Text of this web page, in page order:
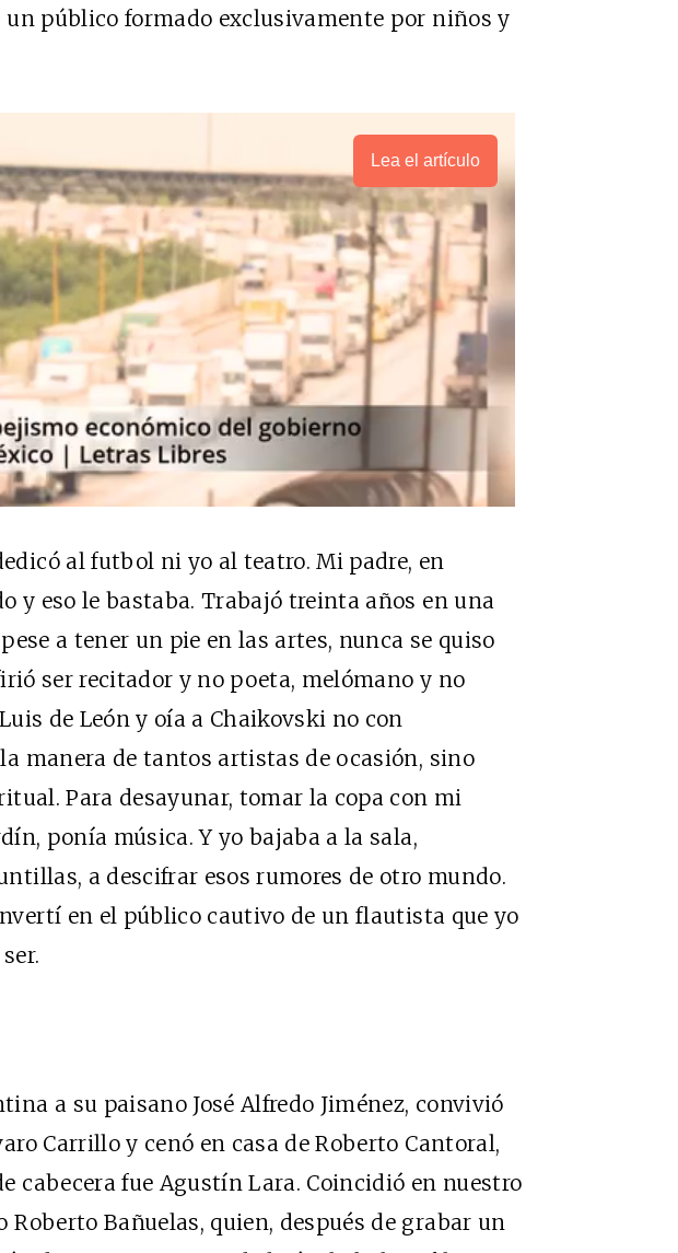
un público formado exclusivamente por niños y
Lea el artículo
al futbol ni yo al teatro. Mi padre, en
y eso le bastaba. Trabajó treinta años en una
a tener un pie en las artes, nunca se quiso
ser recitador y no poeta, melómano y no
de León y oía a Chaikovski no con
manera de tantos artistas de ocasión, sino
Para desayunar, tomar la copa con mi
ponía música. Y yo bajaba a la sala,
a descifrar esos rumores de otro mundo.
en el público cautivo de un flautista que yo
a su paisano José Alfredo Jiménez, convivió
Carrillo y cenó en casa de Roberto Cantoral,
cabecera fue Agustín Lara. Coincidió en nuestro
Bañuelas, quien, después de grabar un